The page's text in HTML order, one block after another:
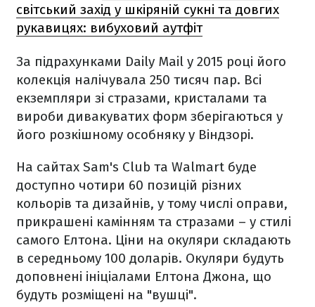
світський захід у шкіряній сукні та довгих
рукавицях: вибуховий аутфіт
За підрахунками Daily Mail у 2015 році його
колекція налічувала 250 тисяч пар. Всі
екземпляри зі стразами, кристалами та
вироби дивакуватих форм зберігаються у
його розкішному особняку у Віндзорі.
На сайтах Sam's Club та Walmart буде
доступно чотири 60 позицій різних
кольорів та дизайнів, у тому числі оправи,
прикрашені камінням та стразами – у стилі
самого Елтона. Ціни на окуляри складають
в середньому 100 доларів. Окуляри будуть
доповнені ініціалами Елтона Джона, що
будуть розміщені на "вушці".